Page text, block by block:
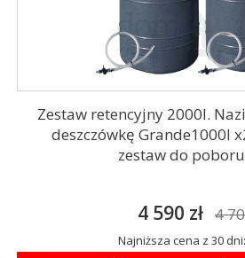
Zestaw retencyjny 2000l.
deszczówkę Grande1000l
zestaw do
4 590 zł 4
Najniższa cena z 30 dni: